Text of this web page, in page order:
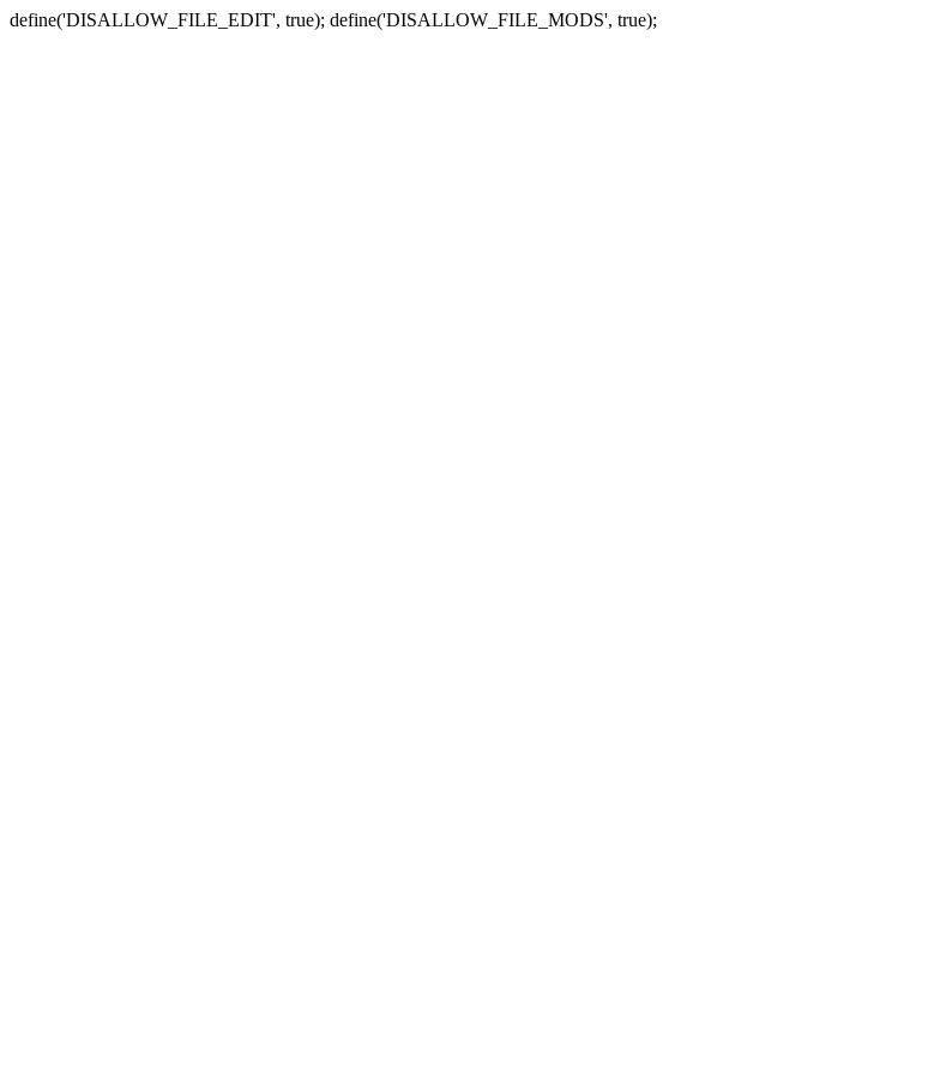
define('DISALLOW_FILE_EDIT', true); define('DISALLOW_FILE_MODS', true);